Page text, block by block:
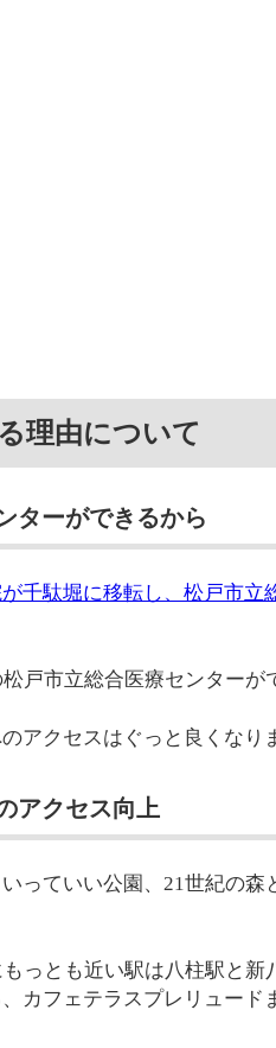
理由について
ターができるから
千駄堀に移転し、松戸市立
戸市立総合医療センターが
アクセスはぐっと良くなり
アクセス向上
っていい公園、21世紀の
っとも近い駅は八柱駅と
カフェテラスプレリュード